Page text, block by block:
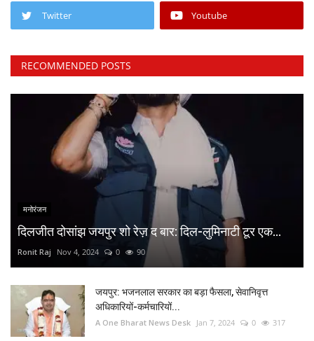
Twitter Youtube
RECOMMENDED POSTS
मनोरंजन
दिलजीत दोसांझ जयपुर शो रेज़ द बार: दिल-लुमिनाटी टूर एक...
Ronit Raj Nov 4, 2024 0 90
जयपुर: भजनलाल सरकार का बड़ा फैसला, सेवानिवृत्त
अधिकारियों-कर्मचारियों...
A One Bharat News Desk Jan 7, 2024 0 317